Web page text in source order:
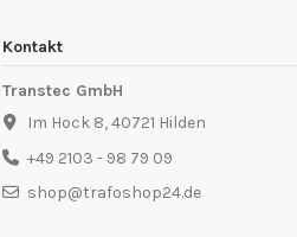
Kontakt
Transtec GmbH
Im Hock 8, 40721 Hilden
+49 2103 - 98 79 09
shop@trafoshop24.de